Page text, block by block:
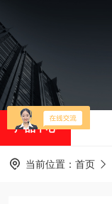
产品中心
当前位置： 首页